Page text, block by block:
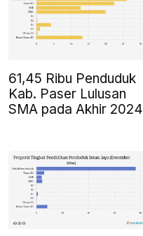
61,45 Ribu Penduduk
Kab. Paser Lulusan
SMA pada Akhir 2024